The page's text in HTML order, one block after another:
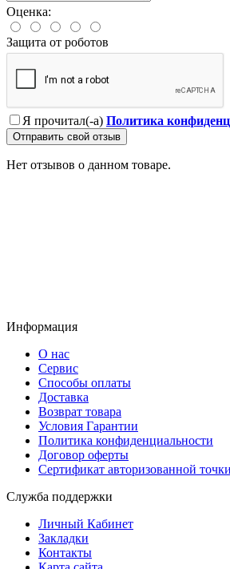
Оценка:
Защита от роботов
Я прочитал(-а) Политика
Отправить свой отзыв
Нет отзывов о данном товаре.
Информация
О нас
Сервис
Способы оплаты
Доставка
Возврат товара
Условия Гарантии
Политика конфиденциальности
Договор оферты
Сертификат авторизованной
Служба поддержки
Личный Кабинет
Закладки
Контакты